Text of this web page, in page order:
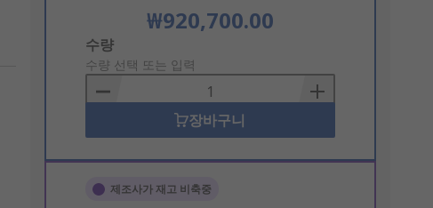
₩920,700.00
Add
to
Basket
수량
수량 선택 또는 입력
장바구니
제조사가 재고 비축중